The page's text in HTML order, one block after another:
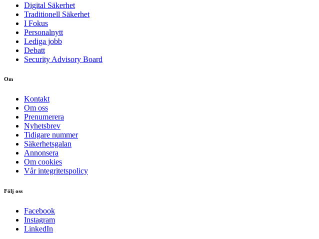
Digital Säkerhet
Traditionell Säkerhet
I Fokus
Personalnytt
Lediga jobb
Debatt
Security Advisory Board
Om
Kontakt
Om oss
Prenumerera
Nyhetsbrev
Tidigare nummer
Säkerhetsgalan
Annonsera
Om cookies
Vår integritetspolicy
Följ oss
Facebook
Instagram
LinkedIn